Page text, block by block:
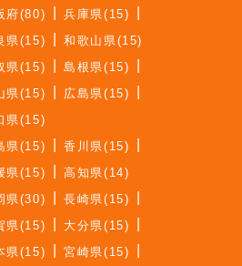
府(80)
兵庫県(15)
県(15)
和歌山県(15)
県(15)
島根県(15)
県(15)
広島県(15)
県(15)
県(15)
香川県(15)
県(15)
高知県(14)
県(30)
長崎県(15)
県(15)
大分県(15)
県(15)
宮崎県(15)